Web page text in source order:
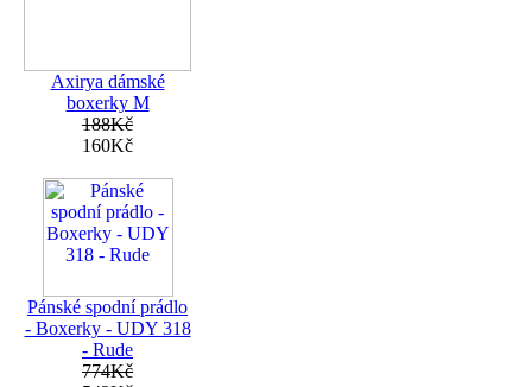
Axirya dámské
boxerky M
188Kč
160Kč
Pánské spodní prádlo
- Boxerky - UDY 318
- Rude
774Kč